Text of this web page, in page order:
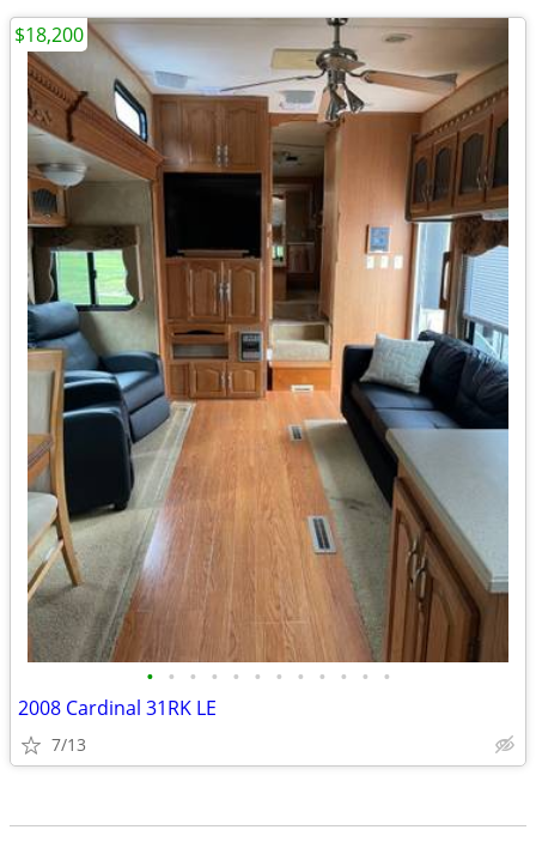
• • • • • • • • • • • •
2008 Cardinal 31RK LE
7/13
$18,200